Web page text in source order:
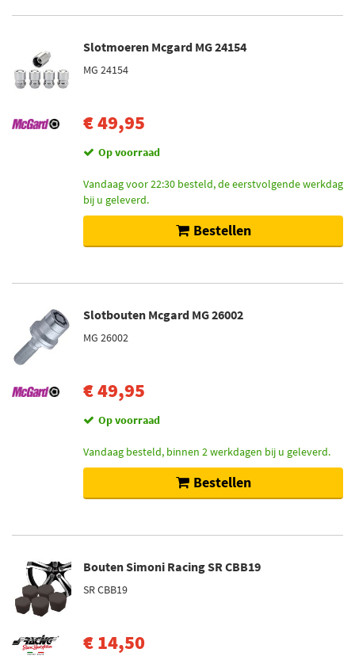
Slotmoeren Mcgard MG 24154
MG 24154
€ 49,95
Op voorraad
Vandaag voor 22:30 besteld, de eerstvolgende werkdag
bij u geleverd.
Bestellen
Slotbouten Mcgard MG 26002
MG 26002
€ 49,95
Op voorraad
Vandaag besteld, binnen 2 werkdagen bij u geleverd.
Bestellen
Bouten Simoni Racing SR CBB19
SR CBB19
€ 14,50